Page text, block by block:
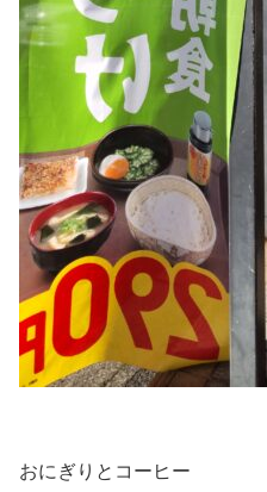
おにぎりとコーヒー